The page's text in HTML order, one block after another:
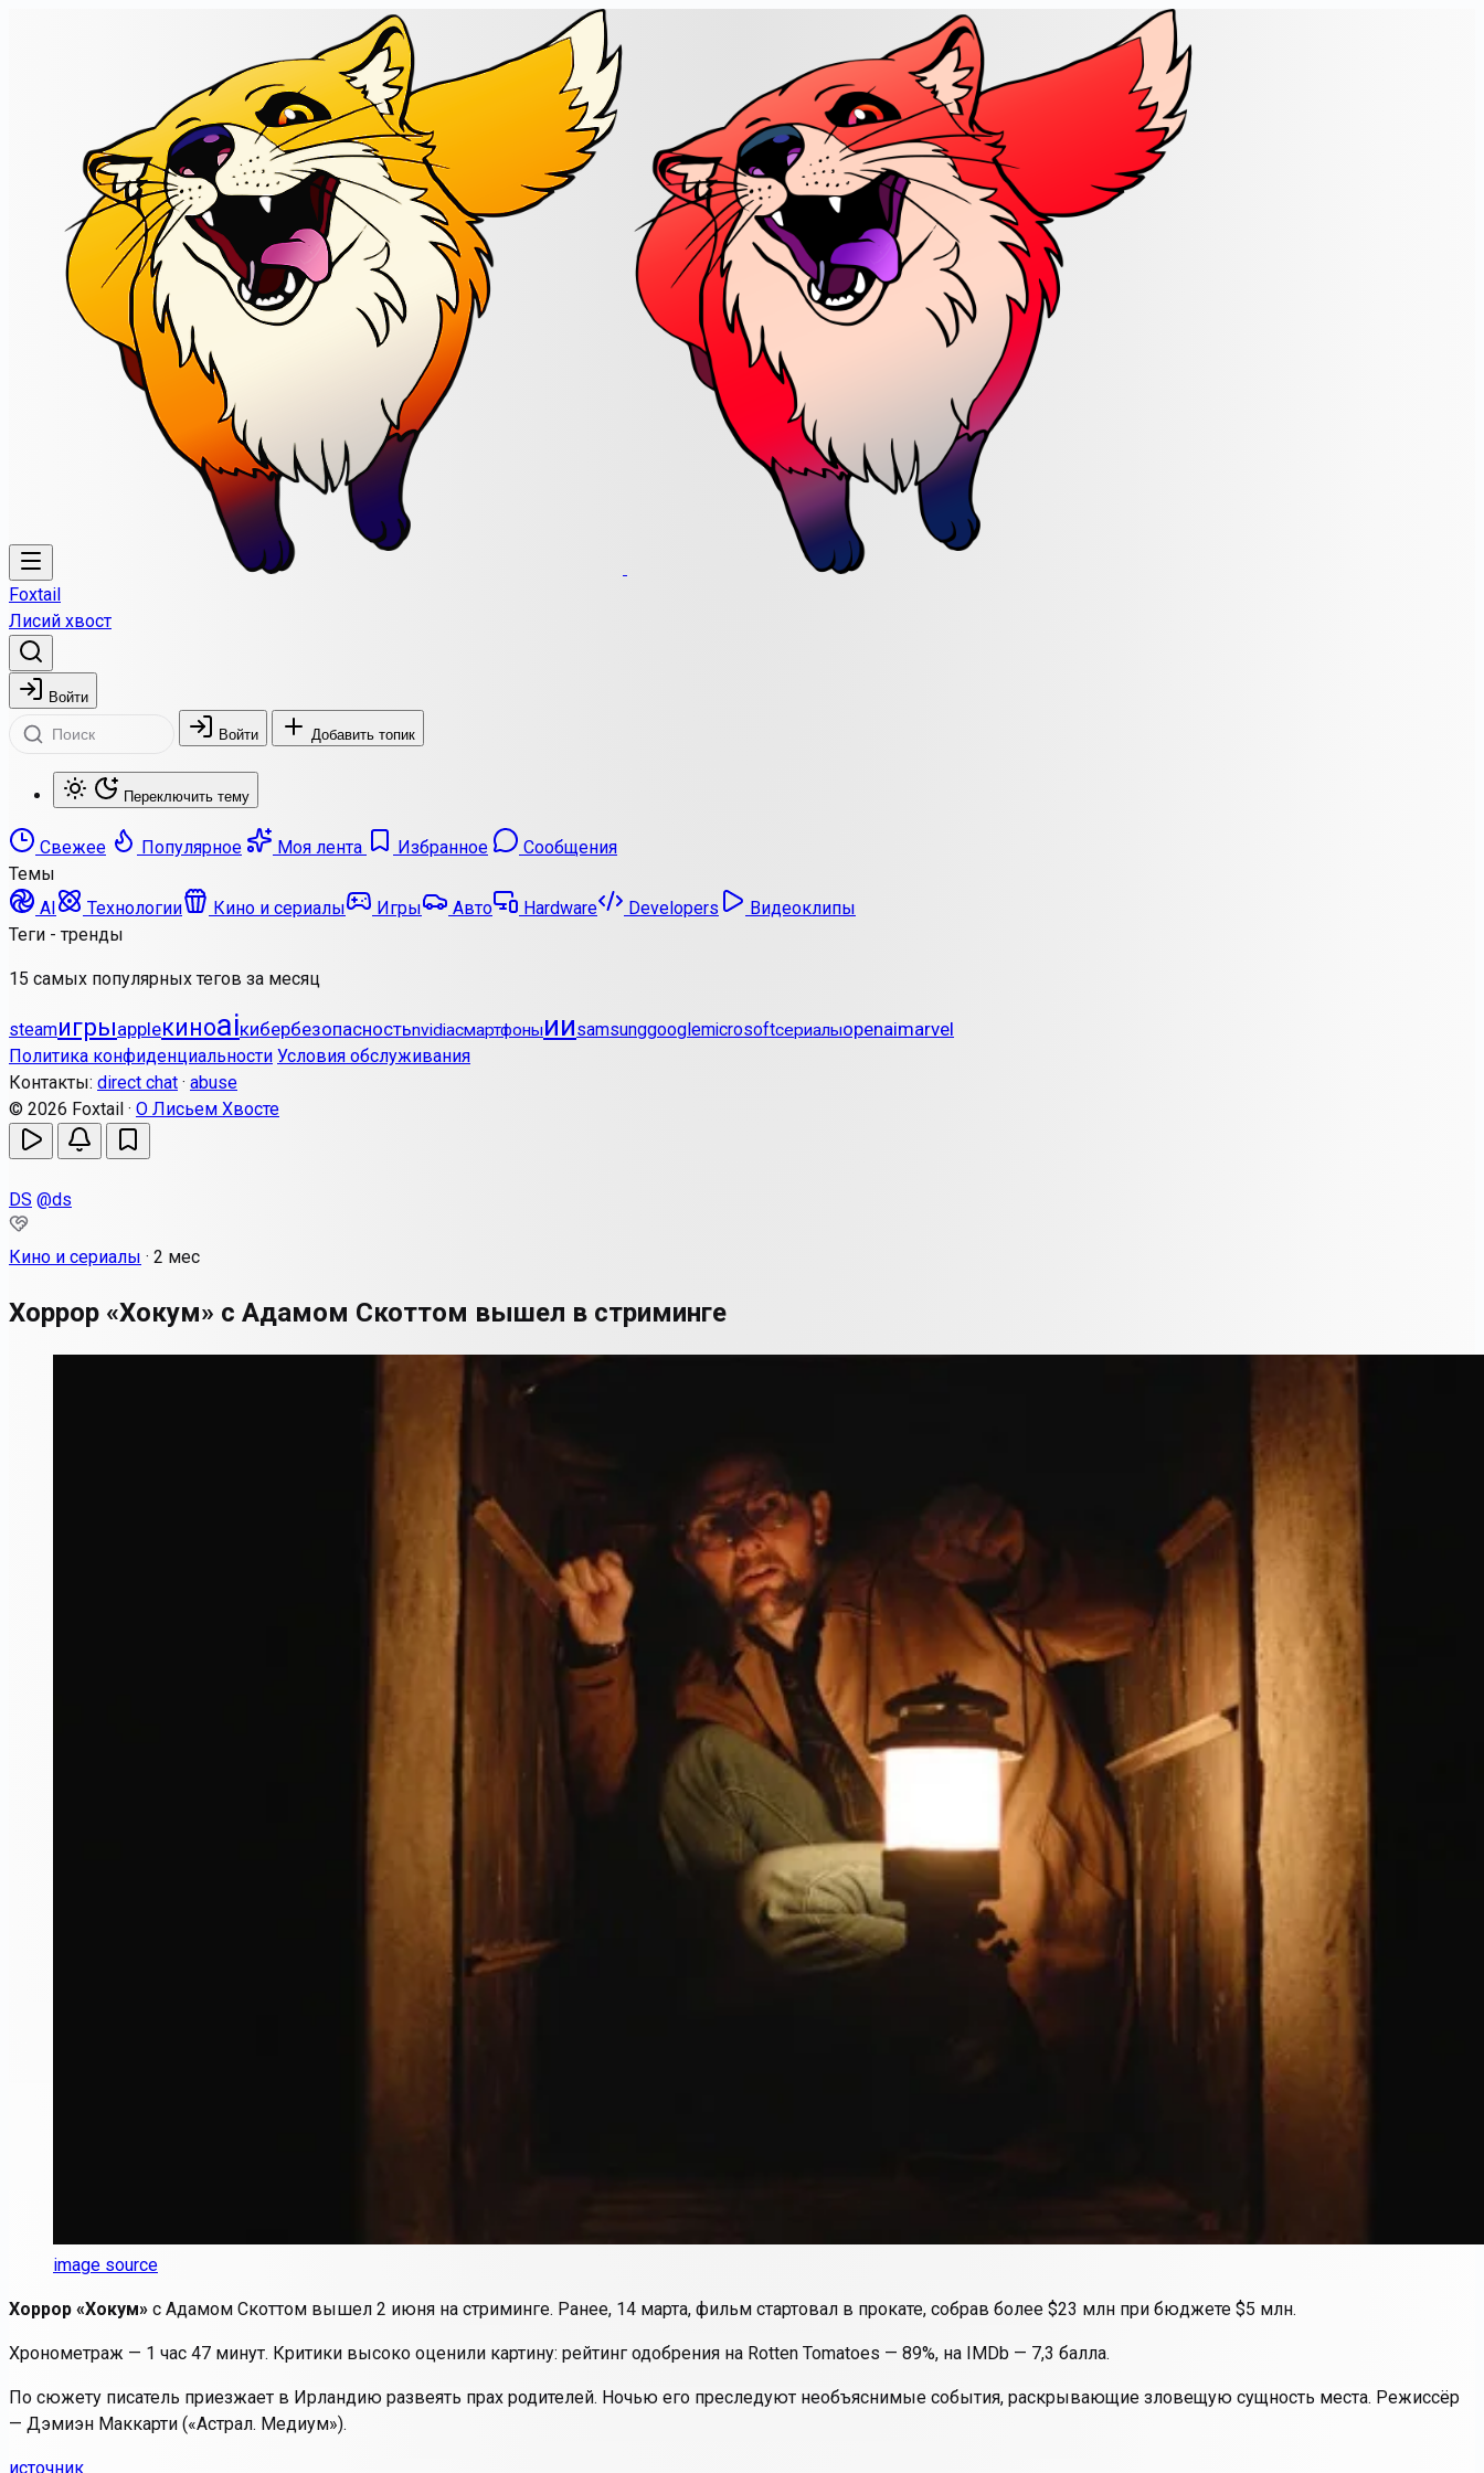
Foxtail
Лисий хвост
Войти
Войти Добавить топик
Переключить тему
Свежее Популярное Моя лента Избранное
Сообщения
Темы
AI
Технологии Кино и сериалы Игры Авто Hardware Developers
Видеоклипы
Теги - тренды
15 самых популярных тегов за месяц
steamигрыappleкиноaiкибербезопасностьnvidiaсмартфоныииsamsunggooglemicrosoftсериалыopenaimarvel
Политика конфиденциальности Условия обслуживания
Контакты: direct chat · abuse
© 2026 Foxtail · О Лисьем Хвосте
DS @ds
Кино и сериалы · 2 мес
Хоррор «Хокум» с Адамом Скоттом вышел в стриминге
image source
Хоррор «Хокум» с Адамом Скоттом вышел 2 июня на стриминге. Ранее, 14 марта, фильм стартовал в прокате, собрав более $23 млн при бюджете $5 млн.
Хронометраж — 1 час 47 минут. Критики высоко оценили картину: рейтинг одобрения на Rotten Tomatoes — 89%, на IMDb — 7,3 балла.
По сюжету писатель приезжает в Ирландию развеять прах родителей. Ночью его преследуют необъяснимые события, раскрывающие зловещую сущность места. Режиссёр
— Дэмиэн Маккарти («Астрал. Медиум»).
источник